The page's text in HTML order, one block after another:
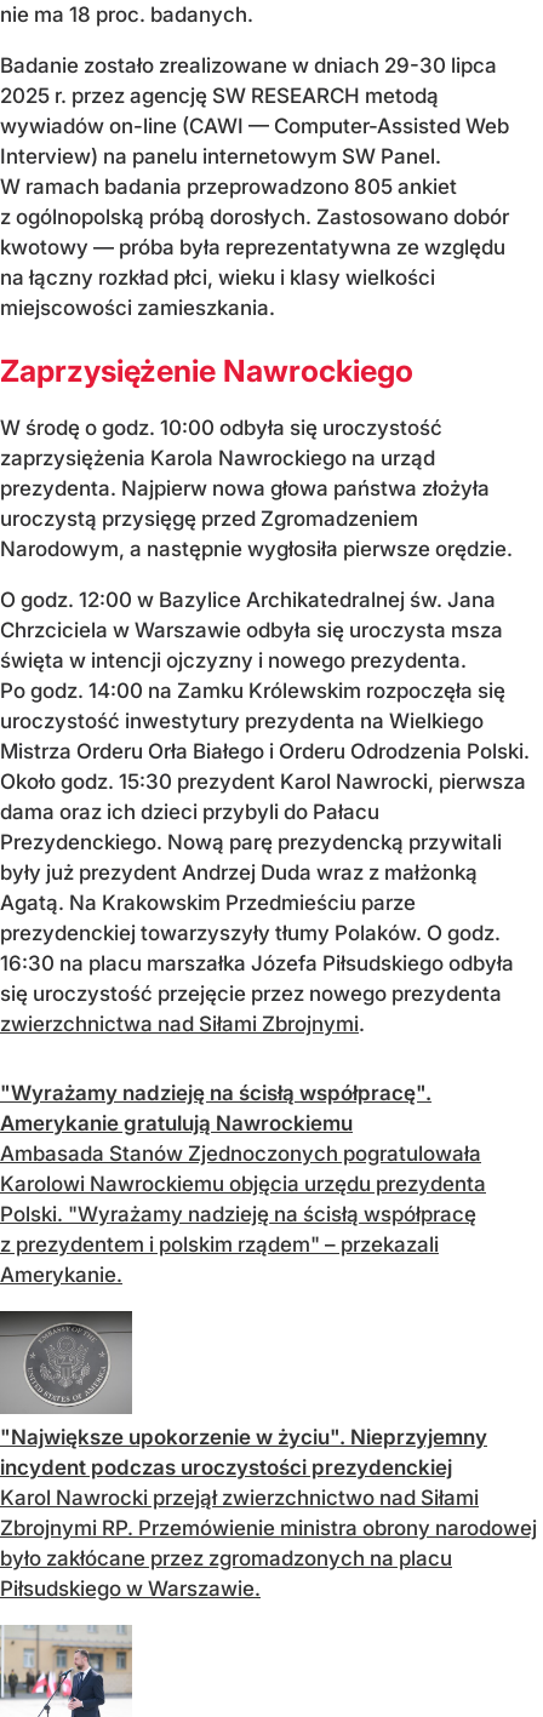
nie ma 18 proc. badanych.
Badanie zostało zrealizowane w dniach 29-30 lipca
2025 r. przez agencję SW RESEARCH metodą
wywiadów on-line (CAWI — Computer-Assisted Web
Interview) na panelu internetowym SW Panel.
W ramach badania przeprowadzono 805 ankiet
z ogólnopolską próbą dorosłych. Zastosowano dobór
kwotowy — próba była reprezentatywna ze względu
na łączny rozkład płci, wieku i klasy wielkości
miejscowości zamieszkania.
Zaprzysiężenie Nawrockiego
W środę o godz. 10:00 odbyła się uroczystość
zaprzysiężenia Karola Nawrockiego na urząd
prezydenta. Najpierw nowa głowa państwa złożyła
uroczystą przysięgę przed Zgromadzeniem
Narodowym, a następnie wygłosiła pierwsze orędzie.
O godz. 12:00 w Bazylice Archikatedralnej św. Jana
Chrzciciela w Warszawie odbyła się uroczysta msza
święta w intencji ojczyzny i nowego prezydenta.
Po godz. 14:00 na Zamku Królewskim rozpoczęła się
uroczystość inwestytury prezydenta na Wielkiego
Mistrza Orderu Orła Białego i Orderu Odrodzenia Polski.
Około godz. 15:30 prezydent Karol Nawrocki, pierwsza
dama oraz ich dzieci przybyli do Pałacu
Prezydenckiego. Nową parę prezydencką przywitali
były już prezydent Andrzej Duda wraz z małżonką
Agatą. Na Krakowskim Przedmieściu parze
prezydenckiej towarzyszyły tłumy Polaków. O godz.
16:30 na placu marszałka Józefa Piłsudskiego odbyła
się uroczystość przejęcie przez nowego prezydenta
zwierzchnictwa nad Siłami Zbrojnymi.
"Wyrażamy nadzieję na ścisłą współpracę".
Amerykanie gratulują Nawrockiemu
Ambasada Stanów Zjednoczonych pogratulowała
Karolowi Nawrockiemu objęcia urzędu prezydenta
Polski. "Wyrażamy nadzieję na ścisłą współpracę
z prezydentem i polskim rządem" – przekazali
Amerykanie.
"Największe upokorzenie w życiu". Nieprzyjemny
incydent podczas uroczystości prezydenckiej
Karol Nawrocki przejął zwierzchnictwo nad Siłami
Zbrojnymi RP. Przemówienie ministra obrony narodowej
było zakłócane przez zgromadzonych na placu
Piłsudskiego w Warszawie.